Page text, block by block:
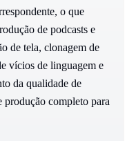
o que
de podcasts e
de tela, clonagem de
vícios de linguagem e
da qualidade de
completo para